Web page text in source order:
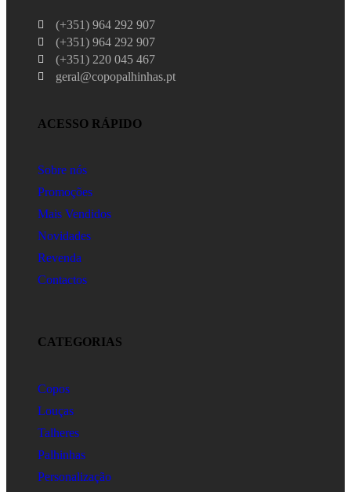
(+351) 964 292 907
(+351) 964 292 907
(+351) 220 045 467
geral@copopalhinhas.pt
ACESSO RÁPIDO
Sobre nós
Promoções
Mais Vendidos
Novidades
Revenda
Contactos
CATEGORIAS
Copos
Louças
Talheres
Palhinhas
Personalização